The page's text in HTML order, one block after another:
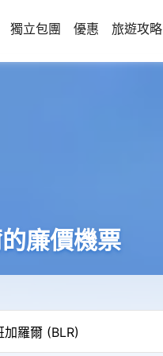
獨立包團 優惠 旅遊攻略
廉價機票